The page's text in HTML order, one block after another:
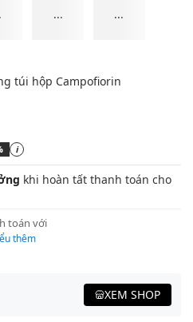
... ...
túi hộp Campofiorin
i
khi hoàn tất thanh toán cho
toán với
thêm
XEM SHOP